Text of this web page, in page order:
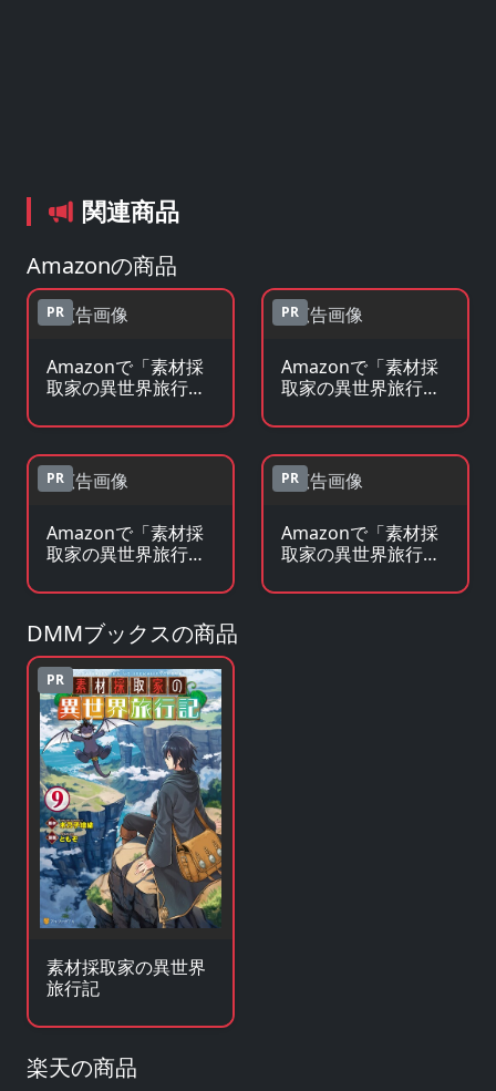
関連商品
Amazonの商品
PR
Amazonで「素材採
取家の異世界旅行
を見る
PR
Amazonで「素材採
取家の異世界旅行
を見る
PR
Amazonで「素材採
取家の異世界旅行
ノベを見る
PR
Amazonで「素材採
取家の異世界旅行
ギュアを見る
DMMブックスの商品
PR
素材採取家の異世界
旅行記
楽天の商品